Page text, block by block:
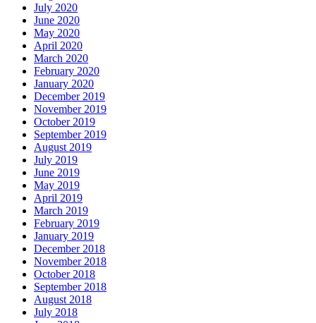
July 2020
June 2020
May 2020
April 2020
March 2020
February 2020
January 2020
December 2019
November 2019
October 2019
September 2019
August 2019
July 2019
June 2019
May 2019
April 2019
March 2019
February 2019
January 2019
December 2018
November 2018
October 2018
September 2018
August 2018
July 2018